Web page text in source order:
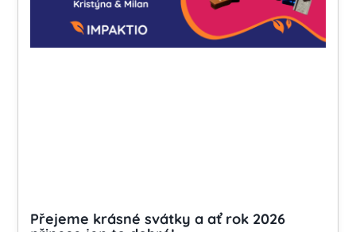
Přejeme krásné svátky a ať rok 2026